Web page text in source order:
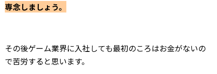
専念しましょう。
その後ゲーム業界に入社しても最初のころはお金がないの
で苦労すると思います。